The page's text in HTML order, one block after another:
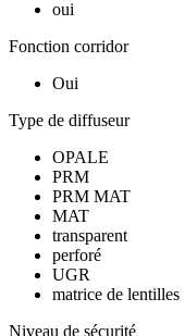
oui
Fonction corridor
Oui
Type de diffuseur
OPALE
PRM
PRM MAT
MAT
transparent
perforé
UGR
matrice de lentilles
Niveau de sécurité